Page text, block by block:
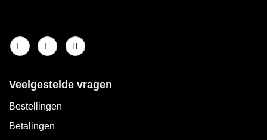
Veelgestelde vragen
Bestellingen
Betalingen